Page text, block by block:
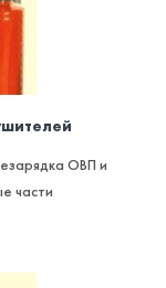
ОВП и
части